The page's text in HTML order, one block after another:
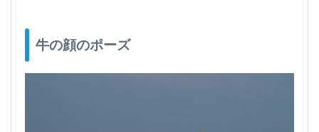
牛の顔のポーズ